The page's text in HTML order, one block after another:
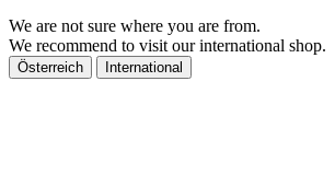
We are not sure where you are from.
We recommend to visit our international shop.
Österreich International